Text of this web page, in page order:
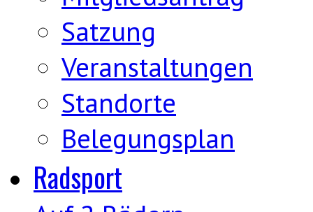
Satzung
Veranstaltungen
Standorte
Belegungsplan
Radsport